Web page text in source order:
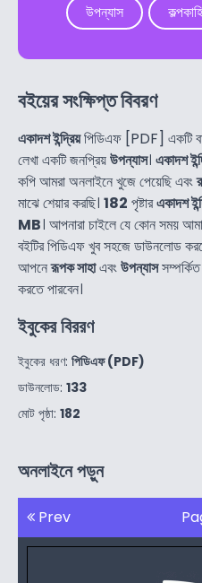
উপন্যাস
বইয়ের সংক্ষিপ্ত বিবরণ
একাদশ ইন্দ্রিয়পিডিএফ [PDF] একটি
লেখা একটি জনপ্রিয়উপন্যাস। একাদশ
কপি আমরা অনলাইনে খুজে পেয়েছি এবং
মাঝে শেয়ার করছি। 182 পৃষ্টারএকাদশ
MB। আপনারা চাইলে যে কোন সময়
বইটির পিডিএফ খুব সহজে ডাউনলোড
আপনেরূপক সাহাএবংউপন্যাস
করতে পারবেন।
ইবুকের বিররণ
ইবুকের ধরণ: পিডিএফ (PDF)
ডাউনলোড: 133
মোট পৃষ্ঠা: 182
অনলাইনে পড়ুন
Prev